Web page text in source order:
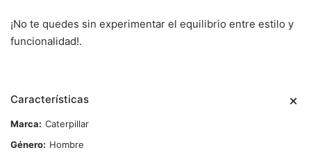
¡No te quedes sin experimentar el equilibrio entre estilo y
funcionalidad!.
Características
Marca
Caterpillar
Género
Hombre